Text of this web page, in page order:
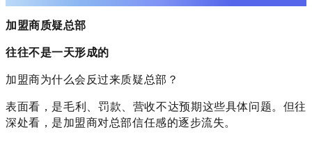
加盟商质疑总部
往往不是一天形成的
加盟商为什么会反过来质疑总部？
表面看，是毛利、罚款、营收不达预期这些具体问题。但往
深处看，是加盟商对总部信任感的逐步流失。